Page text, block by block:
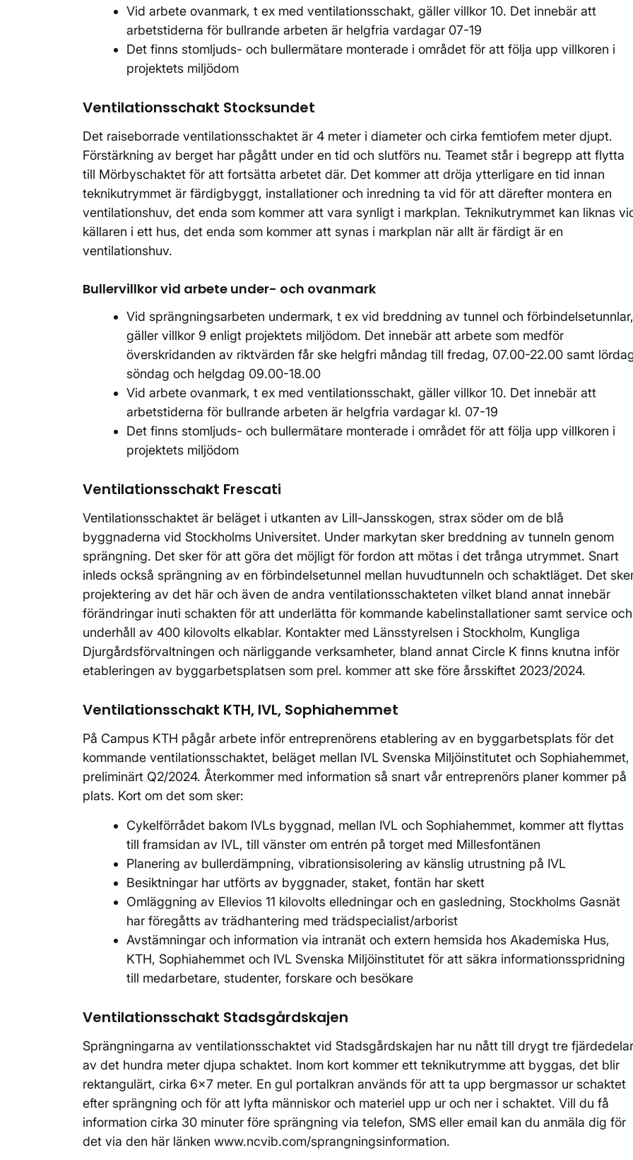
Vid arbete ovanmark, t ex med ventilationsschakt, gäller villkor 10. Det innebär att
arbetstiderna för bullrande arbeten är helgfria vardagar 07-19
Det finns stomljuds- och bullermätare monterade i området för att följa upp villkoren i
projektets miljödom
Ventilationsschakt Stocksundet
Det raiseborrade ventilationsschaktet är 4 meter i diameter och cirka femtiofem meter djupt.
Förstärkning av berget har pågått under en tid och slutförs nu. Teamet står i begrepp att flytta
till Mörbyschaktet för att fortsätta arbetet där. Det kommer att dröja ytterligare en tid innan
teknikutrymmet är färdigbyggt, installationer och inredning ta vid för att därefter montera en
ventilationshuv, det enda som kommer att vara synligt i markplan. Teknikutrymmet kan liknas
källaren i ett hus, det enda som kommer att synas i markplan när allt är färdigt är en
ventilationshuv.
Bullervillkor vid arbete under- och ovanmark
Vid sprängningsarbeten undermark, t ex vid breddning av tunnel och förbindelsetunnlar,
gäller villkor 9 enligt projektets miljödom. Det innebär att arbete som medför
överskridanden av riktvärden får ske helgfri måndag till fredag, 07.00-22.00 samt
söndag och helgdag 09.00-18.00
Vid arbete ovanmark, t ex med ventilationsschakt, gäller villkor 10. Det innebär att
arbetstiderna för bullrande arbeten är helgfria vardagar kl. 07-19
Det finns stomljuds- och bullermätare monterade i området för att följa upp villkoren i
projektets miljödom
Ventilationsschakt Frescati
Ventilationsschaktet är beläget i utkanten av Lill-Jansskogen, strax söder om de blå
byggnaderna vid Stockholms Universitet. Under markytan sker breddning av tunneln genom
sprängning. Det sker för att göra det möjligt för fordon att mötas i det trånga utrymmet. Snart
inleds också sprängning av en förbindelsetunnel mellan huvudtunneln och schaktläget. Det
projektering av det här och även de andra ventilationsschakteten vilket bland annat innebär
förändringar inuti schakten för att underlätta för kommande kabelinstallationer samt service och
underhåll av 400 kilovolts elkablar. Kontakter med Länsstyrelsen i Stockholm, Kungliga
Djurgårdsförvaltningen och närliggande verksamheter, bland annat Circle K finns knutna inför
etableringen av byggarbetsplatsen som prel. kommer att ske före årsskiftet 2023/2024.
Ventilationsschakt KTH, IVL, Sophiahemmet
På Campus KTH pågår arbete inför entreprenörens etablering av en byggarbetsplats för det
kommande ventilationsschaktet, beläget mellan IVL Svenska Miljöinstitutet och Sophiahemmet,
preliminärt Q2/2024. Återkommer med information så snart vår entreprenörs planer kommer på
plats. Kort om det som sker:
Cykelförrådet bakom IVLs byggnad, mellan IVL och Sophiahemmet, kommer att flyttas
till framsidan av IVL, till vänster om entrén på torget med Millesfontänen
Planering av bullerdämpning, vibrationsisolering av känslig utrustning på IVL
Besiktningar har utförts av byggnader, staket, fontän har skett
Omläggning av Ellevios 11 kilovolts elledningar och en gasledning, Stockholms Gasnät
har föregåtts av trädhantering med trädspecialist/arborist
Avstämningar och information via intranät och extern hemsida hos Akademiska Hus,
KTH, Sophiahemmet och IVL Svenska Miljöinstitutet för att säkra informationsspridning
till medarbetare, studenter, forskare och besökare
Ventilationsschakt Stadsgårdskajen
Sprängningarna av ventilationsschaktet vid Stadsgårdskajen har nu nått till drygt tre fjärdedelar
av det hundra meter djupa schaktet. Inom kort kommer ett teknikutrymme att byggas, det blir
rektangulärt, cirka 6x7 meter. En gul portalkran används för att ta upp bergmassor ur schaktet
efter sprängning och för att lyfta människor och materiel upp ur och ner i schaktet. Vill du få
information cirka 30 minuter före sprängning via telefon, SMS eller email kan du anmäla dig för
det via den här länken www.ncvib.com/sprangningsinformation.